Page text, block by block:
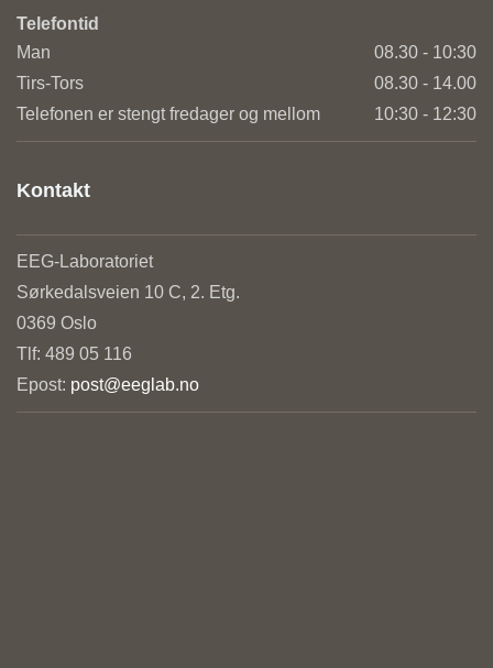
Telefontid
Man
08.30 - 10:30
Tirs-Tors
08.30 - 14.00
Telefonen er stengt fredager og mellom
10:30 - 12:30
Kontakt
EEG-Laboratoriet
Sørkedalsveien 10 C, 2. Etg.
0369 Oslo
Tlf: 489 05 116
Epost: post@eeglab.no